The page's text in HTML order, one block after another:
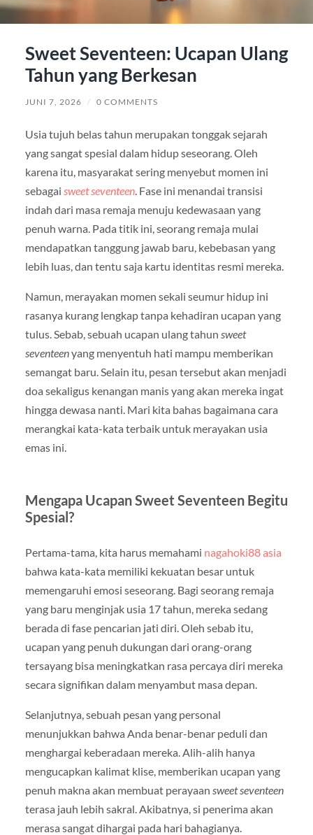
Sweet Seventeen: Ucapan Ulang
Tahun yang Berkesan
JUNI 7, 2026 / 0 COMMENTS
Usia tujuh belas tahun merupakan tonggak sejarah
yang sangat spesial dalam hidup seseorang. Oleh
karena itu, masyarakat sering menyebut momen ini
sebagai sweet seventeen. Fase ini menandai transisi
indah dari masa remaja menuju kedewasaan yang
penuh warna. Pada titik ini, seorang remaja mulai
mendapatkan tanggung jawab baru, kebebasan yang
lebih luas, dan tentu saja kartu identitas resmi mereka.
Namun, merayakan momen sekali seumur hidup ini
rasanya kurang lengkap tanpa kehadiran ucapan yang
tulus. Sebab, sebuah ucapan ulang tahun sweet
seventeenyang menyentuh hati mampu memberikan
semangat baru. Selain itu, pesan tersebut akan menjadi
doa sekaligus kenangan manis yang akan mereka ingat
hingga dewasa nanti. Mari kita bahas bagaimana cara
merangkai kata-kata terbaik untuk merayakan usia
emas ini.
Mengapa Ucapan Sweet Seventeen Begitu
Spesial?
Pertama-tama, kita harus memahami nagahoki88 asia
bahwa kata-kata memiliki kekuatan besar untuk
memengaruhi emosi seseorang. Bagi seorang remaja
yang baru menginjak usia 17 tahun, mereka sedang
berada di fase pencarian jati diri. Oleh sebab itu,
ucapan yang penuh dukungan dari orang-orang
tersayang bisa meningkatkan rasa percaya diri mereka
secara signifikan dalam menyambut masa depan.
Selanjutnya, sebuah pesan yang personal
menunjukkan bahwa Anda benar-benar peduli dan
menghargai keberadaan mereka. Alih-alih hanya
mengucapkan kalimat klise, memberikan ucapan yang
penuh makna akan membuat perayaan sweet seventeen
terasa jauh lebih sakral. Akibatnya, si penerima akan
merasa sangat dihargai pada hari bahagianya.